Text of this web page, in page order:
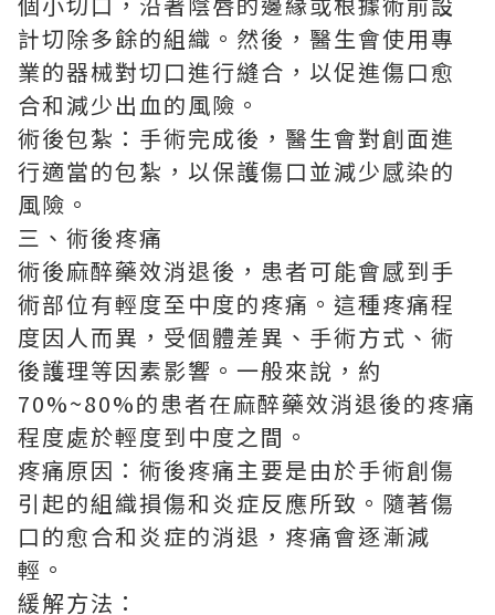
計切除多餘的組織。然後，醫生會使用專
業的器械對切口進行縫合，以促進傷口愈
合和減少出血的風險。
術後包紮：手術完成後，醫生會對創面進
行適當的包紮，以保護傷口並減少感染的
風險。
三、術後疼痛
術後麻醉藥效消退後，患者可能會感到手
術部位有輕度至中度的疼痛。這種疼痛程
度因人而異，受個體差異、手術方式、術
後護理等因素影響。一般來說，約
70%~80%的患者在麻醉藥效消退後的疼痛
程度處於輕度到中度之間。
疼痛原因：術後疼痛主要是由於手術創傷
引起的組織損傷和炎症反應所致。隨著傷
口的愈合和炎症的消退，疼痛會逐漸減
輕。
緩解方法：